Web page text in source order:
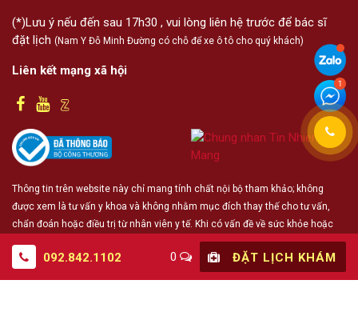
(*)Lưu ý nếu đến sau 17h30 , vui lòng liên hệ trước để bác sĩ
đặt lịch (Nam Y Đỗ Minh Đường có chỗ để xe ô tô cho quý khách)
Liên kết mạng xã hội
Thông tin trên website này chỉ mang tính chất nội bộ tham khảo; không
được xem là tư vấn y khoa và không nhằm mục đích thay thế cho tư vấn,
chẩn đoán hoặc điều trị từ nhân viên y tế. Khi có vấn đề về sức khỏe hoặc
cần hỗ trợ cấp cứu người đọc cần liên hệ bác sĩ và cơ sở y tế gần nhất
092.842.1102 0 ĐẶT LỊCH KHÁM